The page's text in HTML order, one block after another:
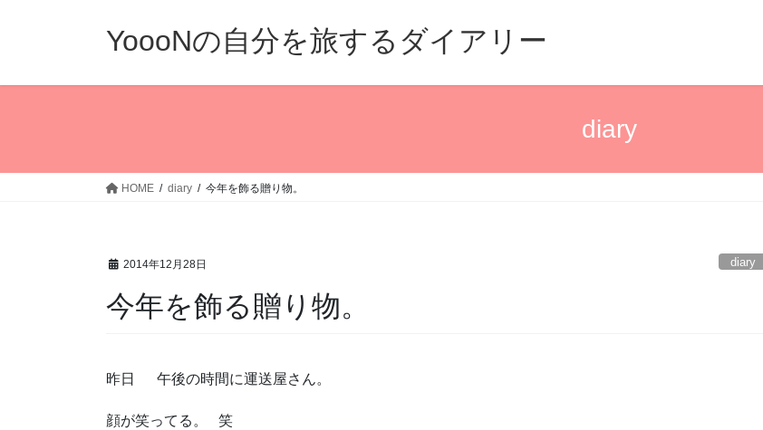
YoooNの自分を旅するダイアリー
diary
HOME diary 今年を飾る贈り物。
2014年12月28日 diary
今年を飾る贈り物。
昨日 午後の時間に運送屋さん。
顔が笑ってる。 笑